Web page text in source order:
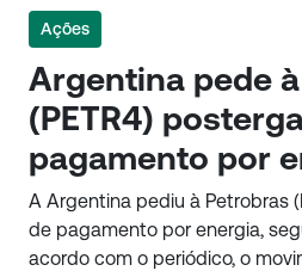
Ações
Argentina pede
(PETR4)
pagamento por
A Argentina pediu à Petrobras
de pagamento por energia,
acordo com o periódico, o